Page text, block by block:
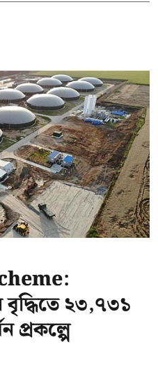
২৩,৭৩১
প্রকল্পে